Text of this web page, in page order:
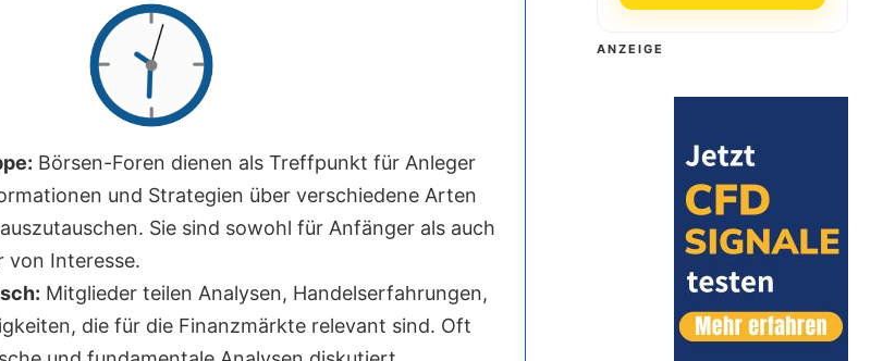
Börsen-Foren dienen als Treffpunkt für Anleger
und Strategien über verschiedene Arten
Sie sind sowohl für Anfänger als auch
von Interesse.
Mitglieder teilen Analysen, Handelserfahrungen,
die für die Finanzmärkte relevant sind. Oft
ANZEIGE